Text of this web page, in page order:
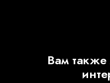
Вам